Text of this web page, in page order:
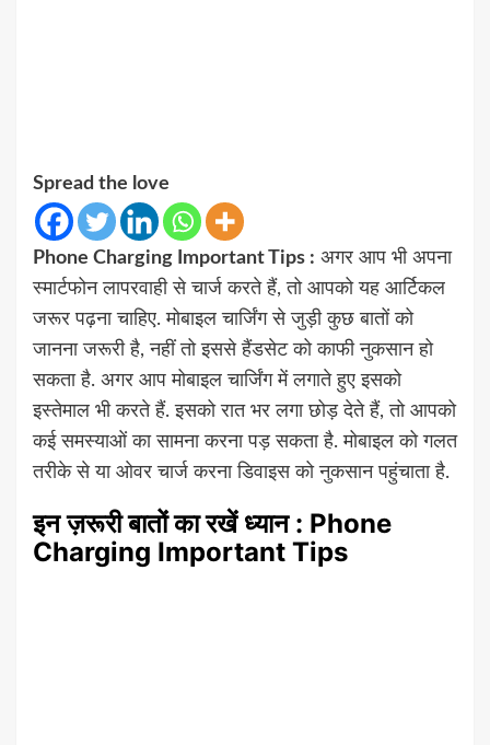
Spread the love
Phone Charging Important Tips : अगर आप भी अपना
स्मार्टफोन लापरवाही से चार्ज करते हैं, तो आपको यह आर्टिकल
जरूर पढ़ना चाहिए. मोबाइल चार्जिंग से जुड़ी कुछ बातों को
जानना जरूरी है, नहीं तो इससे हैंडसेट को काफी नुकसान हो
सकता है. अगर आप मोबाइल चार्जिंग में लगाते हुए इसको
इस्तेमाल भी करते हैं. इसको रात भर लगा छोड़ देते हैं, तो आपको
कई समस्याओं का सामना करना पड़ सकता है. मोबाइल को गलत
तरीके से या ओवर चार्ज करना डिवाइस को नुकसान पहुंचाता है.
इन ज़रूरी बातों का रखें ध्यान : Phone
Charging Important Tips